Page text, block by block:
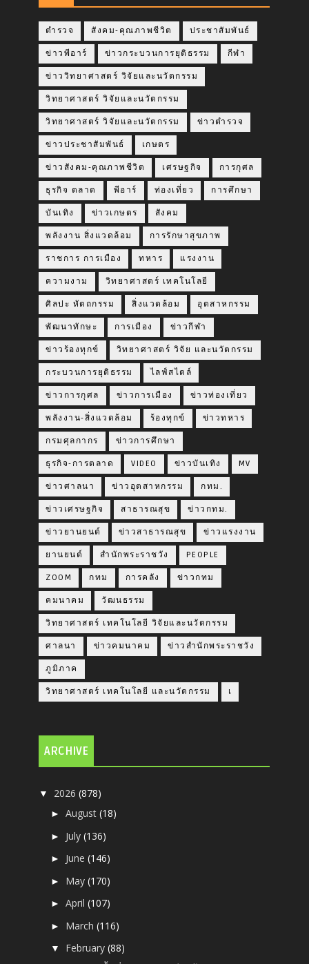
ตำรวจ สังคม-คุณภาพชีวิต ประชาสัมพันธ์
ข่าวพีอาร์ ข่าวกระบวนการยุติธรรม กีฬา
ข่าววิทยาศาสตร์ วิจัยและนวัตกรรม
วิทยาศาสตร์ วิจัยและนวัตกรรม
วิทยาศาสตร์ วิจัยและนวัตกรรม ข่าวตำรวจ
ข่าวประชาสัมพันธ์ เกษตร
ข่าวสังคม-คุณภาพชีวิต เศรษฐกิจ การกุศล
ธุรกิจ ตลาด พีอาร์ ท่องเที่ยว การศึกษา
บันเทิง ข่าวเกษตร สังคม
พลังงาน สิ่งแวดล้อม การรักษาสุขภาพ
ราชการ การเมือง ทหาร แรงงาน
ความงาม วิทยาศาสตร์ เทคโนโลยี
ศิลปะ หัตถกรรม สิ่งแวดล้อม อุตสาหกรรม
พัฒนาทักษะ การเมือง ข่าวกีฬา
ข่าวร้องทุกข์ วิทยาศาสตร์ วิจัย และนวัตกรรม
กระบวนการยุติธรรม ไลฟ์สไตล์
ข่าวการกุศล ข่าวการเมือง ข่าวท่องเที่ยว
พลังงาน-สิ่งแวดล้อม ร้องทุกข์ ข่าวทหาร
กรมศุลกากร ข่าวการศึกษา
ธุรกิจ-การตลาด VIDEO ข่าวบันเทิง MV
ข่าวศาลนา ข่าวอุตสาหกรรม กทม.
ข่าวเศรษฐกิจ สาธารณสุข ข่าวกทม.
ข่าวยานยนต์ ข่าวสาธารณสุข ข่าวแรงงาน
ยานยนต์ สำนักพระราชวัง PEOPLE
ZOOM กทม การคลัง ข่าวกทม
คมนาคม วัฒนธรรม
วิทยาศาสตร์ เทคโนโลยี วิจัยและนวัตกรรม
ศาลนา ข่าวคมนาคม ข่าวสำนักพระราชวัง
ภูมิภาค
วิทยาศาสตร์ เทคโนโลยี และนวัตกรรม เ
ARCHIVE
▼ 2026(878)
►August(18)
► July(136)
► June(146)
► May(170)
►April(107)
► March(116)
▼ February(88)